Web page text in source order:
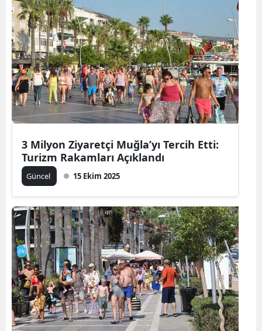
3 Milyon Ziyaretçi Muğla’yı Tercih Etti:
Turizm Rakamları Açıklandı
Güncel 15 Ekim 2025